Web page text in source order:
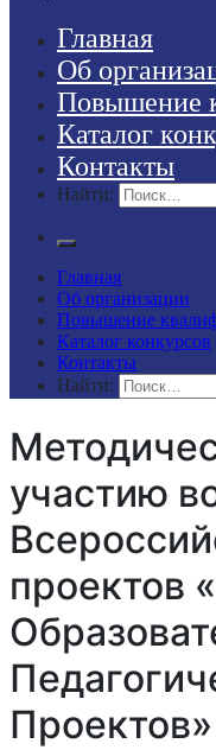
Главная
Об
Повышение
Каталог
Контакты
Найти:
Главная
Об организации
Повышение
Каталог конкурсов
Контакты
Найти:
участию
проектов
Проектов»